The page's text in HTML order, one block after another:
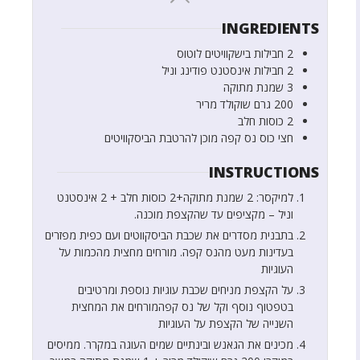
INGREDIENTS
2 חבילות בישקוויטים לוטוס
2 חבילות אינסטנט פודינג וניל
3 שמנת מתוקה
200 גרם שוקולד מריר
2 כוסות חלב
חצי כוס נס קפה מוכן להרטבת הביסקוויטים
INSTRUCTIONS
למיקסר: 2 שמנת מתוקה+2 כוסות חלב + 2 אינסטנט
וניל – מקציפים עד שהקצפת מוכנה.
בתבנית מסדרים את שכבת הביסקווטים ועם כפית מפזרים
בעדינות מעט מהנס קפה. מורחים מחצית מהכמות על
העוגיות
על הקצפת מניחים שכבת עוגיות נוספת ומרטיבים
בטפטוף נוסף וקל של נס קפהמורחים את המחצית
השנייה של הקצפת על העוגיות
מכינים את הגאנש ובינתיים שמים העוגה במקרר. ממיסים